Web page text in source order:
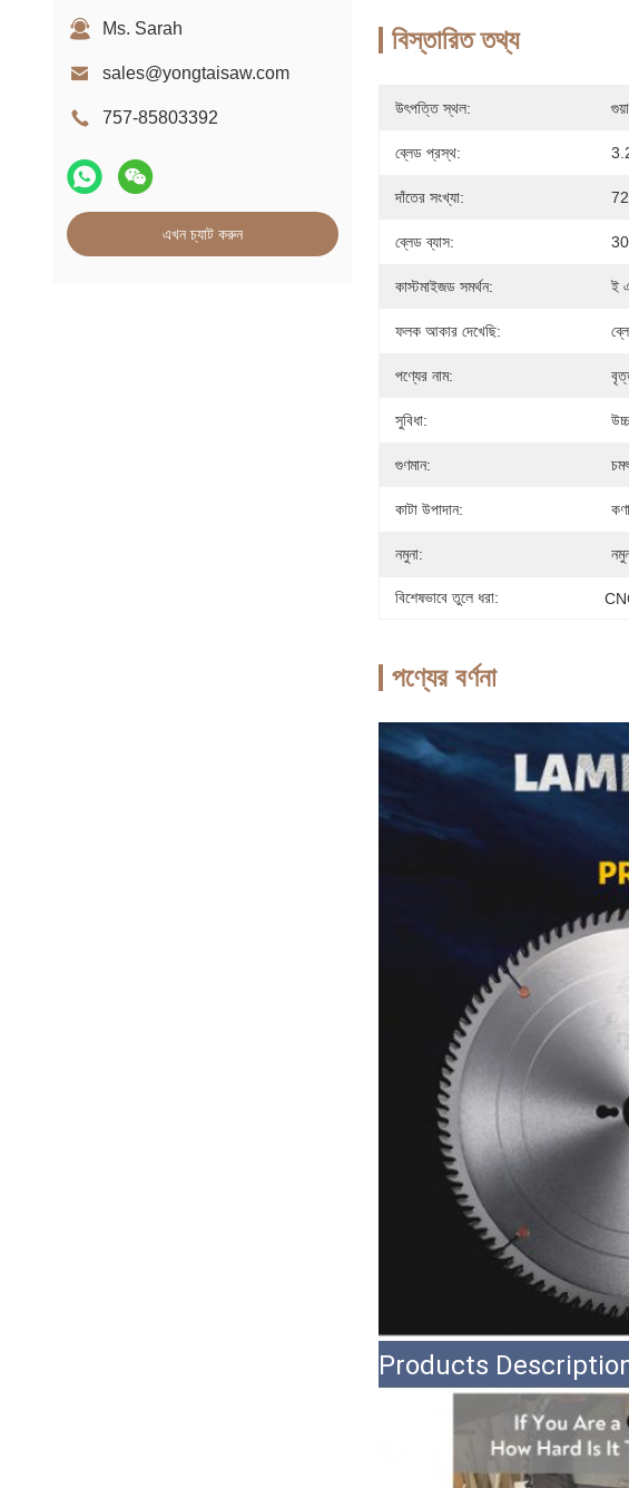
Ms. Sarah
sales@yongtaisaw.com
757-85803392
এখন চ্যাট করুন
বিস্তারিত তথ্য
উৎপত্তি স্থল:
ব্লেড প্রস্থ:
দাঁতের সংখ্যা: 72
ব্লেড ব্যাস:
কাস্টমাইজড সমর্থন: ই
ফলক আকার দেখেছি:
পণ্যের নাম:
সুবিধা:
গুণমান:
কাটা উপাদান:
নমুনা:
বিশেষভাবে তুলে ধরা:
পণ্যের বর্ণনা
Products